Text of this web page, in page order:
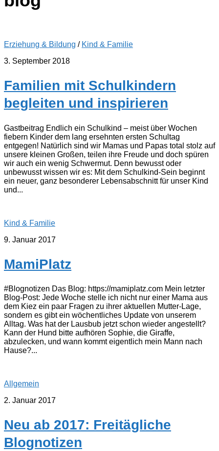
Erziehung & Bildung / Kind & Familie
3. September 2018
Familien mit Schulkindern
begleiten und inspirieren
Gastbeitrag Endlich ein Schulkind – meist über Wochen
fiebern Kinder dem lang ersehnten ersten Schultag
entgegen! Natürlich sind wir Mamas und Papas total stolz auf
unsere kleinen Großen, teilen ihre Freude und doch spüren
wir auch ein wenig Schwermut. Denn bewusst oder
unbewusst wissen wir es: Mit dem Schulkind-Sein beginnt
ein neuer, ganz besonderer Lebensabschnitt für unser Kind
und...
Kind & Familie
9. Januar 2017
MamiPlatz
#Blognotizen Das Blog: https://mamiplatz.com Mein letzter
Blog-Post: Jede Woche stelle ich nicht nur einer Mama aus
dem Kiez ein paar Fragen zu ihrer aktuellen Mutter-Lage,
sondern es gibt ein wöchentliches Update von unserem
Alltag. Was hat der Lausbub jetzt schon wieder angestellt?
Kann der Hund bitte aufhören Sophie, die Giraffe,
abzulecken, und wann kommt eigentlich mein Mann nach
Hause?...
Allgemein
2. Januar 2017
Neu ab 2017: Freitägliche
Blognotizen